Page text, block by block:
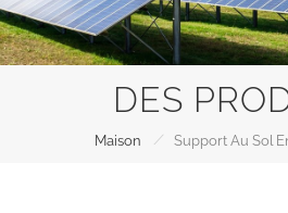
DES
Maison / Support Au Sol